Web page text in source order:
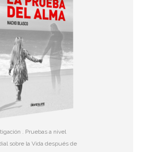
. Pruebas a nivel
sobre la Vida después de